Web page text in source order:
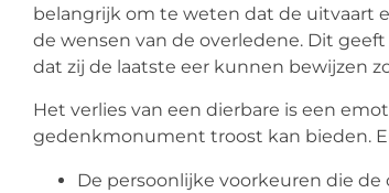
belangrijk om te weten dat de uitvaart
de wensen van de overledene. Dit
dat zij de laatste eer kunnen bewijzen
Het verlies van een dierbare is een
gedenkmonument troost kan bieden.
De persoonlijke voorkeuren die